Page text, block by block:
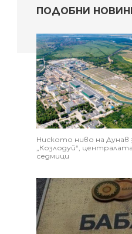
ПОДОБНИ
Ниското ниво на
„Козлодуй“,
седмици